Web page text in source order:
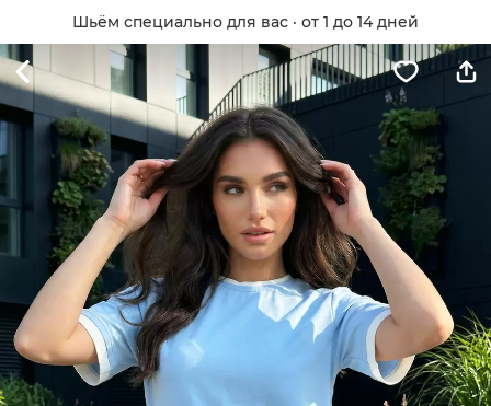
Шьём специально для вас · от 1 до 14 дней